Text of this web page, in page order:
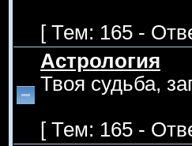
[ Тем: 165 -
Астрология
Твоя судьба,
[ Тем: 165 -